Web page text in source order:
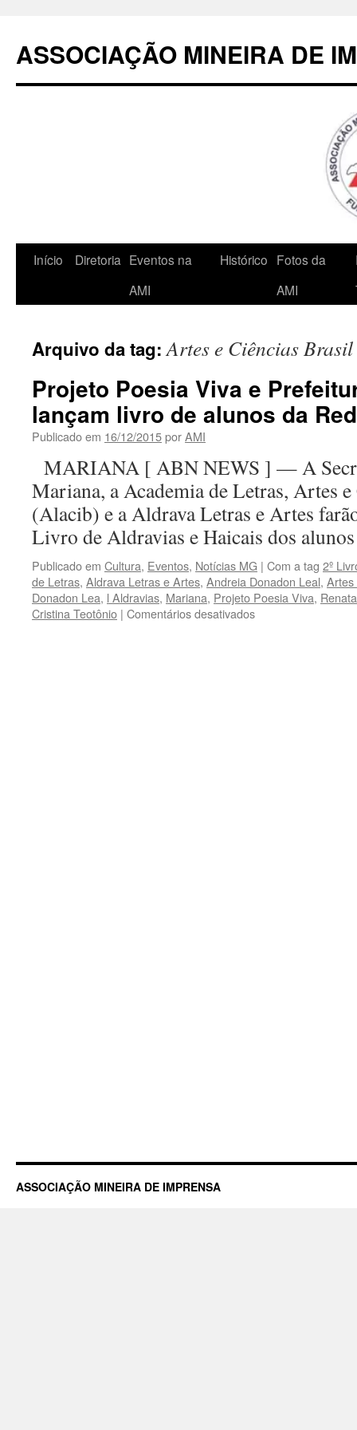
conteúdo
ASSOCIAÇÃO MINEIRA DE
Início Diretoria Eventos na
AMI
Histórico Fotos da
AMI
Arquivo da tag:Artes e Ciências Brasil
Projeto Poesia Viva e
lançam livro de alunos da
Publicado em 16/12/2015porAMI
MARIANA [ ABN NEWS ] — A
Mariana, a Academia de Letras, Artes
(Alacib) e a Aldrava Letras e Artes
Livro de Aldravias e Haicais dos
Publicado em Cultura, Eventos, Notícias MG | Com a tag 2º
de Letras, Aldrava Letras e Artes, Andreia Donadon Leal, Artes
Donadon Lea, l Aldravias, Mariana, Projeto Poesia Viva,
Cristina Teotônio | Comentários desativadosem
ASSOCIAÇÃO MINEIRA DE IMPRENSA